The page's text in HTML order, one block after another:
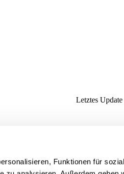
Funktionen für
Letztes Update